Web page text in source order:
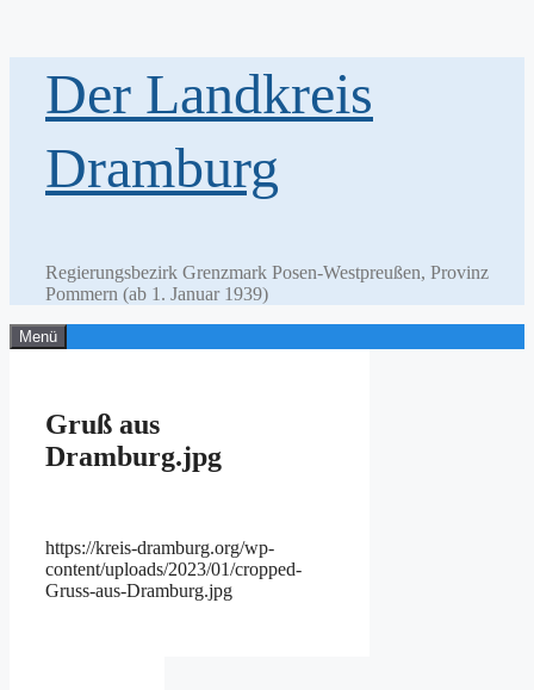
springenDer Landkreis
Dramburg
Regierungsbezirk Grenzmark Posen-Westpreußen, Provinz
Pommern (ab 1. Januar 1939)
Menü
Gruß aus
Dramburg.jpg
https://kreis-dramburg.org/wp-
content/uploads/2023/01/cropped-
Gruss-aus-Dramburg.jpg